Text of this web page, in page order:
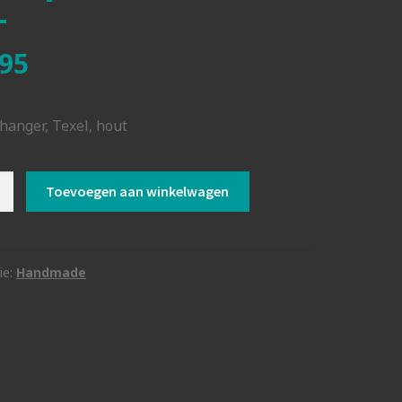
Texel, hout
Toevoegen aan winkelwagen
Handmade